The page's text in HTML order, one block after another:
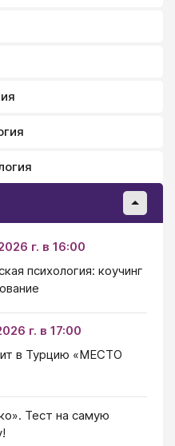
г. в 16:00
психология: коучинг
г. в 17:00
в Турцию «МЕСТО
Тест на самую